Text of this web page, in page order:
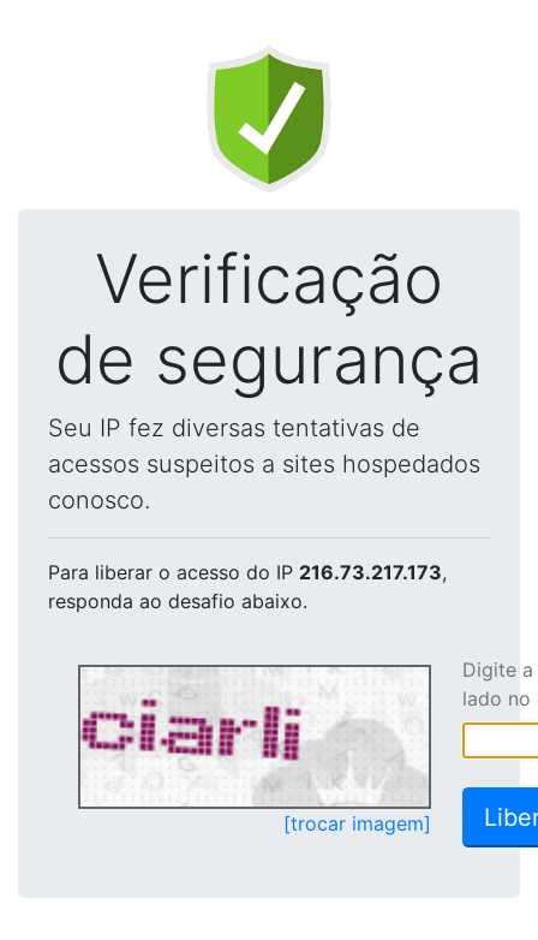
Verificação
de segurança
Seu IP fez diversas tentativas de
acessos suspeitos a sites hospedados
conosco.
Para liberar o acesso do IP 216.73.217.173,
responda ao desafio abaixo.
[trocar imagem]
Digite
lado no